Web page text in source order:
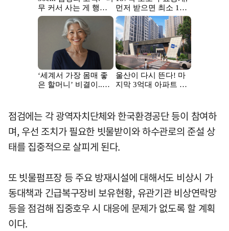
점검에는 각 광역자치단체와 한국환경공단 등이 참여하
며, 우선 조치가 필요한 빗물받이와 하수관로의 준설 상
태를 집중적으로 살피게 된다.
또 빗물펌프장 등 주요 방재시설에 대해서도 비상시 가
동대책과 긴급복구장비 보유현황, 유관기관 비상연락망
등을 점검해 집중호우 시 대응에 문제가 없도록 할 계획
이다.